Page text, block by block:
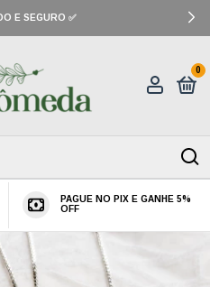
E SEGURO ✅
0
PAGUE NO PIX E GANHE 5%
OFF